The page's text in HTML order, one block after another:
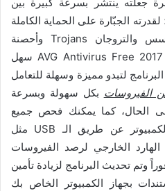
الجبّارة على الحماية الكاملة
من الفيروسات وملفات التجسس والتروجان Trojans وأحصنة
طروادة الضارة، ويعتبر برنامج AVG Antivirus Free 2017 سهل
لتبدو مميزة وسهلة للتعامل
الفيروسات بكل سهولة وبسرعة
الحال، كما يمكنك فحص جميع
المصادر الخارجية الموصلة بالكمبيوتر عن طريق الـ USB مثل
الخارجي لرصد الفيروسات
وتم تحديث البرنامج لزيادة تأمين
بجهاز الكمبيوتر الخاص بك